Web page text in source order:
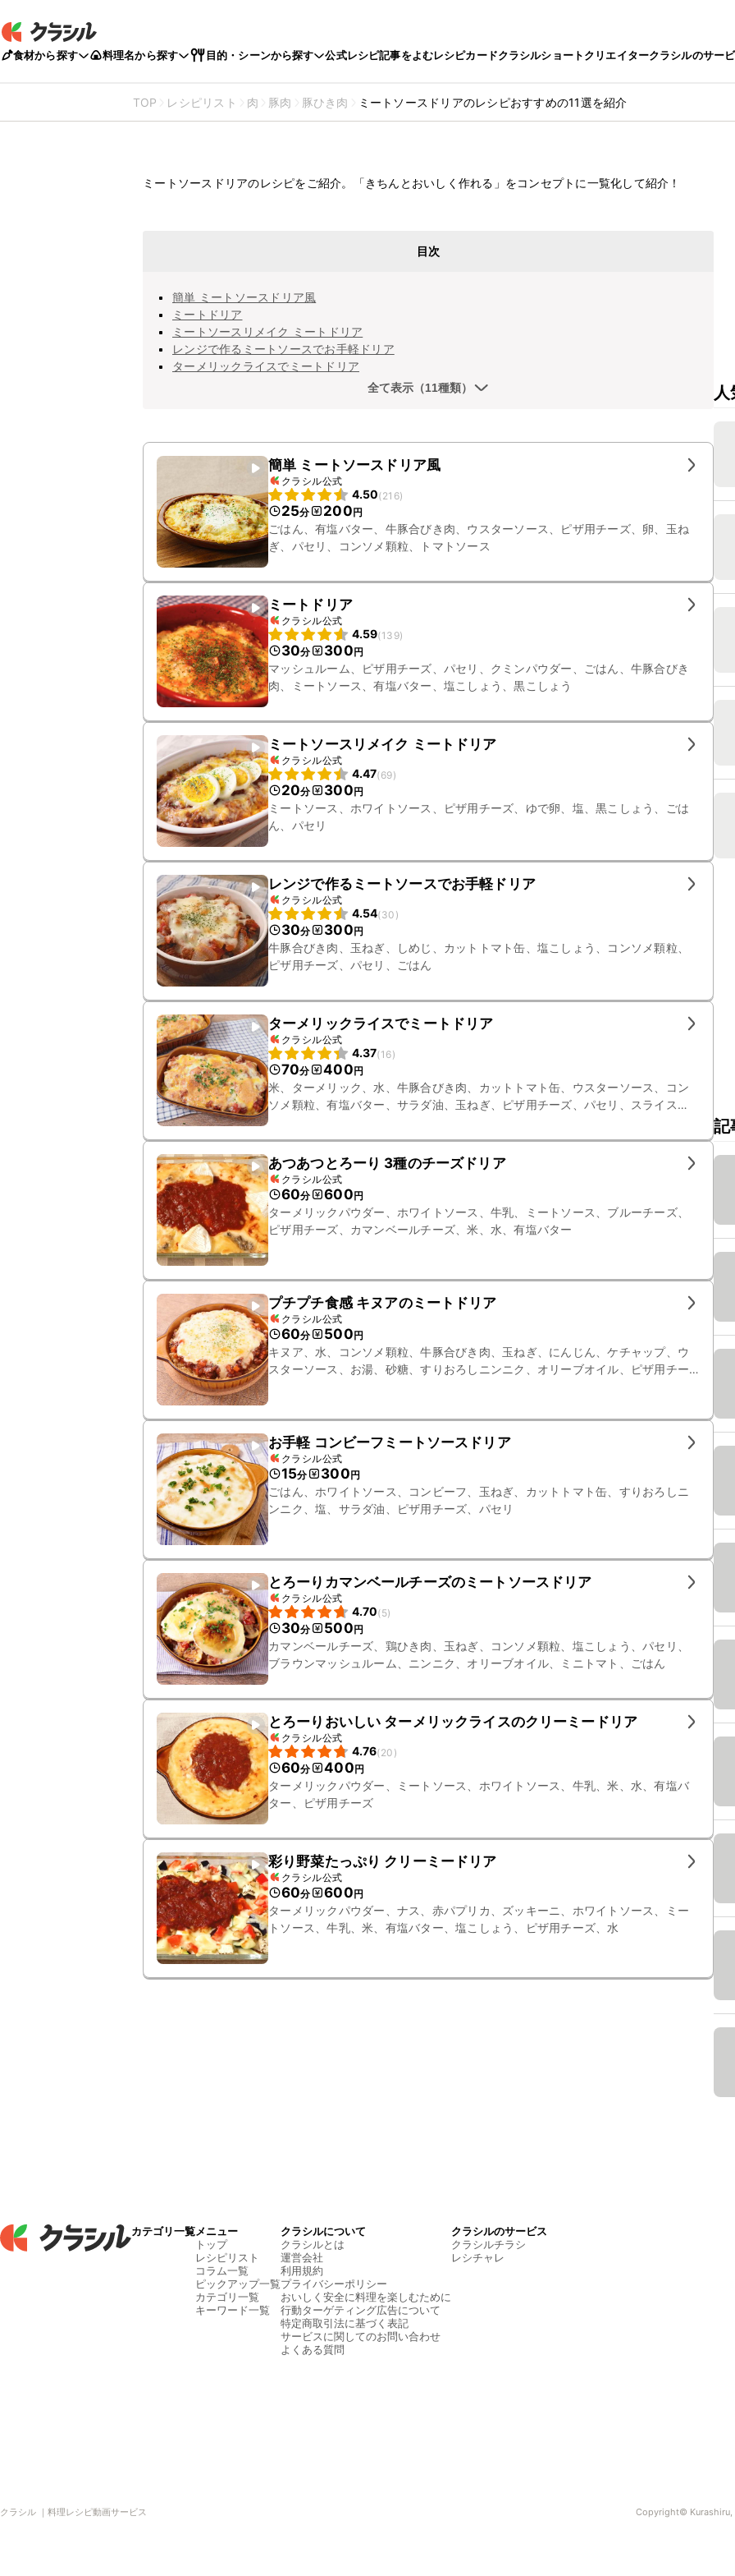
食材から探す 料理名から探す 目的・シーンから探す 公式レシピ記事をよむレシピカードクラシルショートクリエイタークラシルのサー
TOP レシピリスト 肉 豚肉 豚ひき肉 ミートソースドリアのレシピおすすめの11選を紹介
ミートソースドリアのレシピをご紹介。「きちんとおいしく作れる」をコンセプトに一覧化して紹介！
目次
簡単 ミートソースドリア風
ミートドリア
ミートソースリメイク ミートドリア
レンジで作るミートソースでお手軽ドリア
ターメリックライスでミートドリア
全て表示（11種類）
簡単 ミートソースドリア風
クラシル公式
4.50(216)
25分 200円
ごはん、有塩バター、牛豚合びき肉、ウスターソース、ピザ用チーズ、卵、玉ね
ぎ、パセリ、コンソメ顆粒、トマトソース
ミートドリア
クラシル公式
4.59(139)
30分 300円
マッシュルーム、ピザ用チーズ、パセリ、クミンパウダー、ごはん、牛豚合びき
肉、ミートソース、有塩バター、塩こしょう、黒こしょう
ミートソースリメイク ミートドリア
クラシル公式
4.47(69)
20分 300円
ミートソース、ホワイトソース、ピザ用チーズ、ゆで卵、塩、黒こしょう、ごは
ん、パセリ
レンジで作るミートソースでお手軽ドリア
クラシル公式
4.54(30 )
30分 300円
牛豚合びき肉、玉ねぎ、しめじ、カットトマト缶、塩こしょう、コンソメ顆粒、
ピザ用チーズ、パセリ、ごはん
ターメリックライスでミートドリア
クラシル公式
4.37(16)
70分 400円
米、ターメリック、水、牛豚合びき肉、カットトマト缶、ウスターソース、コン
ソメ顆粒、有塩バター、サラダ油、玉ねぎ、ピザ用チーズ、パセリ、スライス
あつあつとろーり 3種のチーズドリア
クラシル公式
60分 600円
ターメリックパウダー、ホワイトソース、牛乳、ミートソース、ブルーチーズ、
ピザ用チーズ、カマンベールチーズ、米、水、有塩バター
プチプチ食感 キヌアのミートドリア
クラシル公式
60分 500円
キヌア、水、コンソメ顆粒、牛豚合びき肉、玉ねぎ、にんじん、ケチャップ、ウ
スターソース、お湯、砂糖、すりおろしニンニク、オリーブオイル、ピザ用チー
お手軽 コンビーフミートソースドリア
クラシル公式
15分 300円
ごはん、ホワイトソース、コンビーフ、玉ねぎ、カットトマト缶、すりおろしニ
ンニク、塩、サラダ油、ピザ用チーズ、パセリ
とろーりカマンベールチーズのミートソースドリア
クラシル公式
4.70(5)
30分 500円
カマンベールチーズ、鶏ひき肉、玉ねぎ、コンソメ顆粒、塩こしょう、パセリ、
ブラウンマッシュルーム、ニンニク、オリーブオイル、ミニトマト、ごはん
とろーりおいしい ターメリックライスのクリーミードリア
クラシル公式
4.76(20 )
60分 400円
ターメリックパウダー、ミートソース、ホワイトソース、牛乳、米、水、有塩バ
ター、ピザ用チーズ
彩り野菜たっぷり クリーミードリア
クラシル公式
60分 600円
ターメリックパウダー、ナス、赤パプリカ、ズッキーニ、ホワイトソース、ミー
トソース、牛乳、米、有塩バター、塩こしょう、ピザ用チーズ、水
記
カテゴリ一覧メニュー
トップ
レシピリスト
コラム一覧
ピックアップ一覧
カテゴリ一覧
キーワード一覧
クラシルについて
クラシルとは
運営会社
利用規約
プライバシーポリシー
おいしく安全に料理を楽しむために
行動ターゲティング広告について
特定商取引法に基づく表記
サービスに関してのお問い合わせ
よくある質問
クラシルのサービス
クラシルチラシ
レシチャレ
クラシル ｜料理レシピ動画サービス Copyright© Kurashiru,